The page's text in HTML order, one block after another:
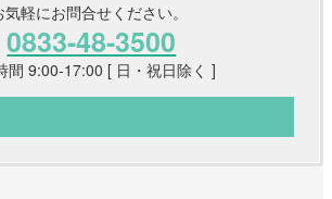
気軽にお問合せください。
0833-48-3500
間 9:00-17:00 [ 日・祝日除く ]